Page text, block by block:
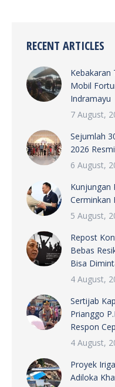
RECENT ARTICLES
Kebakaran
Mobil
Indramayu
7 August,
Sejumlah
2026
6 August,
Kunjungan
Cerminkan
5 August,
Repost
Bebas
Bisa
4 August,
Sertijab
Prianggo
Respon
4 August,
Proyek
Adiloka